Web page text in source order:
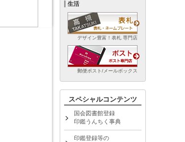
生活
デザイン豊富！表札 専門店
郵便ポスト/メールボックス
スペシャルコンテンツ
国会図書館登録
印鑑うんちく事典
印鑑登録等の